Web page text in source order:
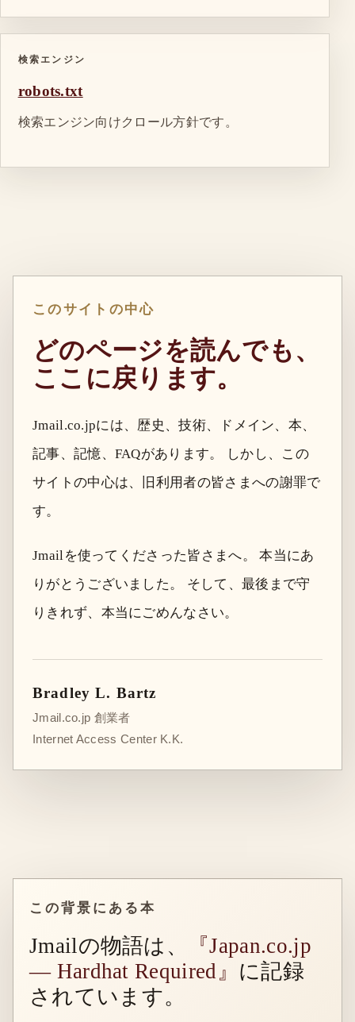
検索エンジン
robots.txt
検索エンジン向けクロール方針です。
このサイトの中心
どのページを読んでも、
ここに戻ります。
Jmail.co.jpには、歴史、技術、ドメイン、本、
記事、記憶、FAQがあります。 しかし、この
サイトの中心は、旧利用者の皆さまへの謝罪で
す。
Jmailを使ってくださった皆さまへ。 本当にあ
りがとうございました。 そして、最後まで守
りきれず、本当にごめんなさい。
Bradley L. Bartz
Jmail.co.jp 創業者
Internet Access Center K.K.
この背景にある本
Jmailの物語は、
『Japan.co.jp
— Hardhat Required』 に記録
されています。